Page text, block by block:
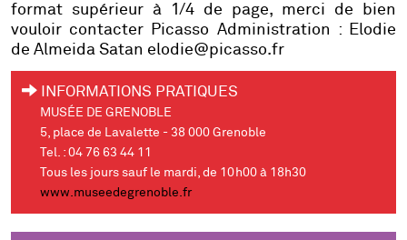
format supérieur à 1/4 de page, merci de bien
vouloir contacter Picasso Administration : Elodie
de Almeida Satan elodie@picasso.fr
INFORMATIONS PRATIQUES
MUSÉE DE GRENOBLE
5, place de Lavalette - 38 000 Grenoble
Tel. : 04 76 63 44 11
Tous les jours sauf le mardi, de 10h00 à 18h30
www.museedegrenoble.fr